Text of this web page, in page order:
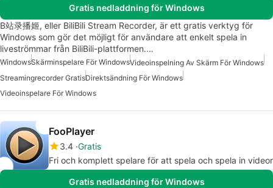
Gratis nedladdning för Windows
B站录播姬, eller BiliBili Stream Recorder, är ett gratis verktyg för
Windows som gör det möjligt för användare att enkelt spela in
liveströmmar från BiliBili-plattformen.…
WindowsSkärminspelare För WindowsVideoinspelning Av Skärm För Windows
Streamingrecorder GratisDirektsändning För Windows
Videoinspelare För Windows
FooPlayer
3.4 Gratis
Fri och komplett spelare för att spela och spela in videor
Gratis nedladdning för Windows